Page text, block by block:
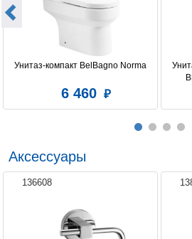
Унитаз-компакт BelBagno Norma
6 460
Аксессуары
136608